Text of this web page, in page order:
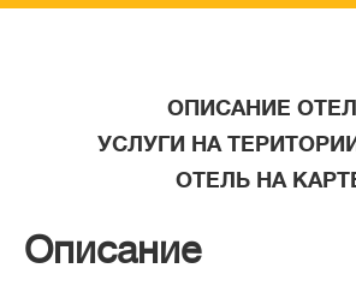
ОПИСАНИЕ
УСЛУГИ НА
ОТЕЛЬ НА
Описание